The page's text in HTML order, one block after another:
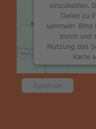
einzubetten.
Daten zu
sammeln. Bitte
durch und
Nutzung des
Karte
Mehr
Typeform